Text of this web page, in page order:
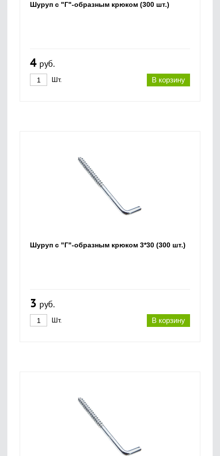
Шуруп с "Г"-образным крюком (300 шт.)
4 руб.
В корзину
Шт.
Шуруп с "Г"-образным крюком 3*30 (300 шт.)
3 руб.
В корзину
Шт.